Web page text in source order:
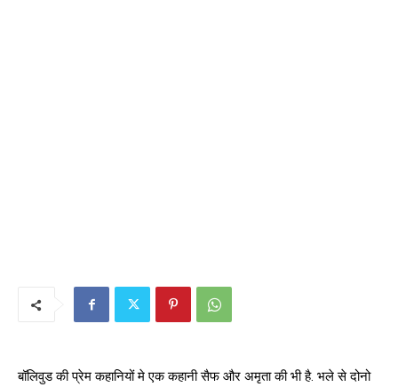
बॉलिवुड की प्रेम कहानियों मे एक कहानी सैफ और अमृता की भी है. भले से दोनो